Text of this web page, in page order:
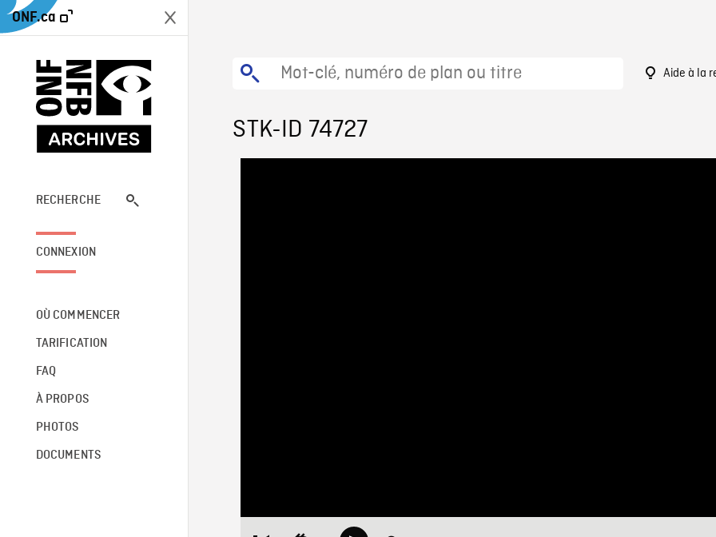
ONF.ca
RECHERCHE
CONNEXION
OÙ COMMENCER
TARIFICATION
FAQ
À PROPOS
PHOTOS
DOCUMENTS
Aide à la
STK-ID 74727